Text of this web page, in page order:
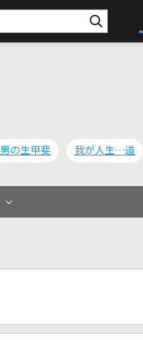
男の生甲斐 我が人生…道